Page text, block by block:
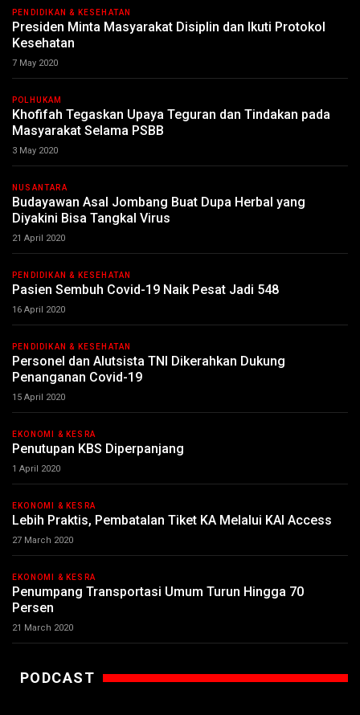
PENDIDIKAN & KESEHATAN
Presiden Minta Masyarakat Disiplin dan Ikuti Protokol
Kesehatan
7 May 2020
POLHUKAM
Khofifah Tegaskan Upaya Teguran dan Tindakan pada
Masyarakat Selama PSBB
3 May 2020
NUSANTARA
Budayawan Asal Jombang Buat Dupa Herbal yang
Diyakini Bisa Tangkal Virus
21 April 2020
PENDIDIKAN & KESEHATAN
Pasien Sembuh Covid-19 Naik Pesat Jadi 548
16 April 2020
PENDIDIKAN & KESEHATAN
Personel dan Alutsista TNI Dikerahkan Dukung
Penanganan Covid-19
15 April 2020
EKONOMI & KESRA
Penutupan KBS Diperpanjang
1 April 2020
EKONOMI & KESRA
Lebih Praktis, Pembatalan Tiket KA Melalui KAI Access
27 March 2020
EKONOMI & KESRA
Penumpang Transportasi Umum Turun Hingga 70
Persen
21 March 2020
PODCAST